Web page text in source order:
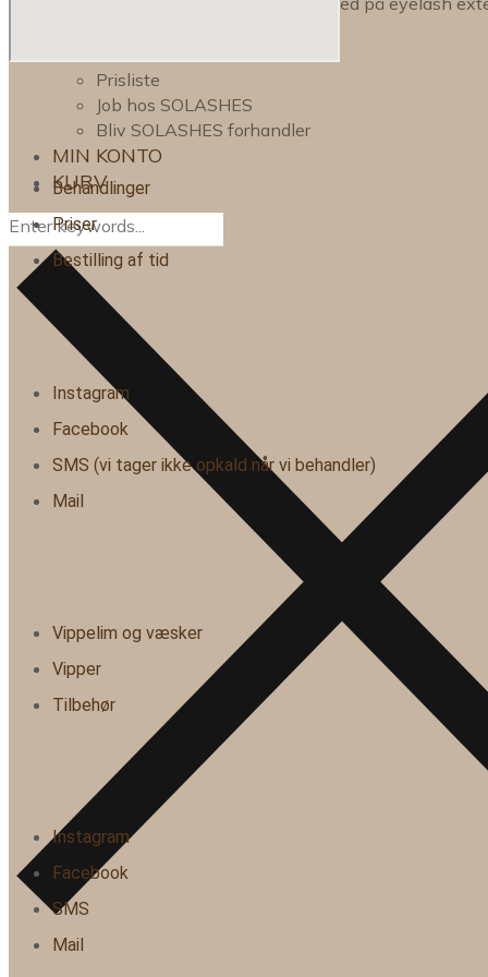
Prisliste
Job hos SOLASHES
Bliv SOLASHES forhandler
MIN KONTO
KURV
Behandlinger
Priser
Bestilling af tid
Instagram
Facebook
SMS (vi tager ikke opkald når vi behandler)
Mail
Vippelim og væsker
Vipper
Tilbehør
Instagram
Facebook
SMS
Mail